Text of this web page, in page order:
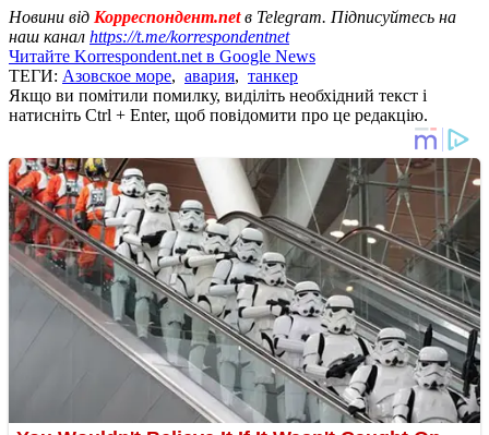
Новини від Корреспондент.netв Telegram. Підписуйтесь на
наш канал https://t.me/korrespondentnet
Читайте Korrespondent.net в Google News
ТЕГИ: Азовское море, авария, танкер
Якщо ви помітили помилку, виділіть необхідний текст і
натисніть Ctrl + Enter, щоб повідомити про це редакцію.